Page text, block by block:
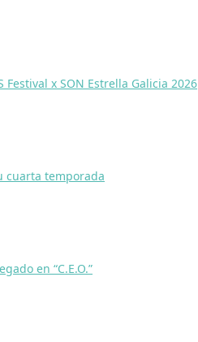
x SON Estrella Galicia 2026
cuarta temporada
en “C.E.O.”